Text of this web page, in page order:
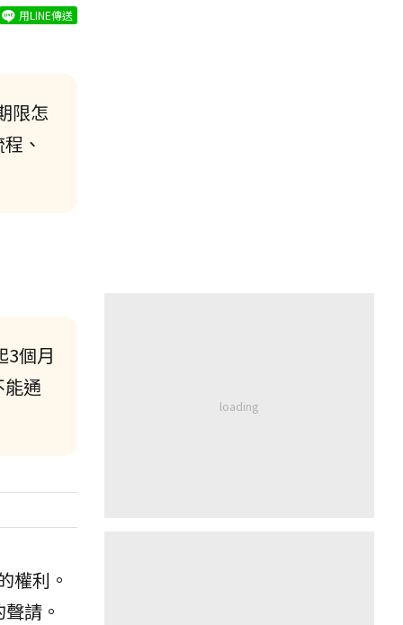
用LINE傳送
限怎
、
3個月
通
權利。
請。